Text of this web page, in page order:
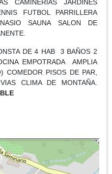
CAMINERIAS JARDINES
FUTBOL PARRILLERA
SAUNA SALON DE
DE 4 HAB 3 BAÑOS 2
EMPOTRADA AMPLIA
COMEDOR PISOS DE PAR,
CLIMA DE MONTAÑA.